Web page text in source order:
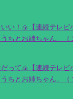
い！🍙【連続テレ
ちとお姉ちゃん」（
って🍙【連続テレ
ちとお姉ちゃん」（